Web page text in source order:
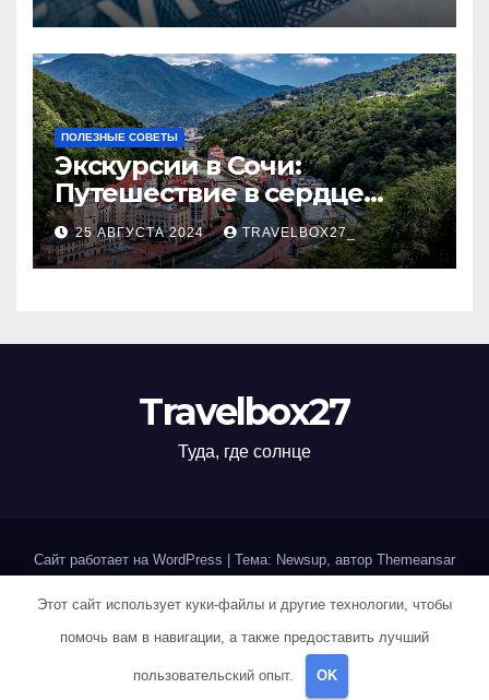
ПОЛЕЗНЫЕ СОВЕТЫ
Экскурсии в Сочи:
Путешествие в сердце
Черноморского курорта
25 АВГУСТА 2024 TRAVELBOX27_
Travelbox27
Туда, где солнце
Сайт работает на WordPress | Тема: Newsup, автор Themeansar
Home Sample Page Авторам и правообладателям
Политика конфиденциальности
Этот сайт использует куки-файлы и другие технологии, чтобы
помочь вам в навигации, а также предоставить лучший
пользовательский опыт. OK